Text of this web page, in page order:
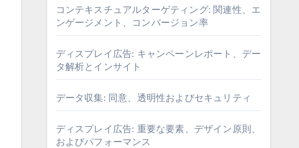
コンテキスチュアルターゲティング: 関連性、エ
ンゲージメント、コンバージョン率
ディスプレイ広告: キャンペーンレポート、デー
タ解析とインサイト
データ収集: 同意、透明性およびセキュリティ
ディスプレイ広告: 重要な要素、デザイン原則、
およびパフォーマンス